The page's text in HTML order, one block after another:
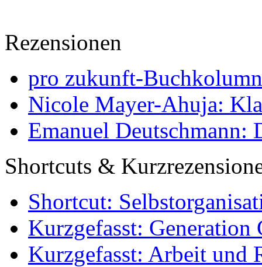
Rezensionen
pro zukunft-
Nicole Mayer-Ahuja:
Emanuel Deutschmann:
Shortcuts &
Shortcut:
Kurzgefasst: Generation
Kurzgefasst: Arbeit und